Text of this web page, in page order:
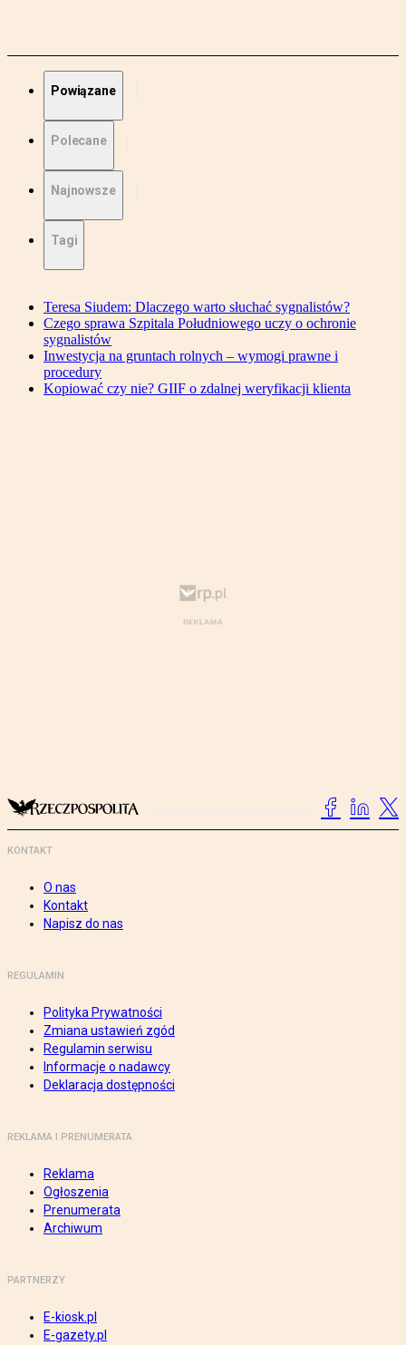
Powiązane
Polecane
Najnowsze
Tagi
Teresa Siudem: Dlaczego warto słuchać sygnalistów?
Czego sprawa Szpitala Południowego uczy o ochronie
sygnalistów
Inwestycja na gruntach rolnych – wymogi prawne i
procedury
Kopiować czy nie? GIIF o zdalnej weryfikacji klienta
KONTAKT
O nas
Kontakt
Napisz do nas
REGULAMIN
Polityka Prywatności
Zmiana ustawień zgód
Regulamin serwisu
Informacje o nadawcy
Deklaracja dostępności
REKLAMA I PRENUMERATA
Reklama
Ogłoszenia
Prenumerata
Archiwum
PARTNERZY
E-kiosk.pl
E-gazety.pl